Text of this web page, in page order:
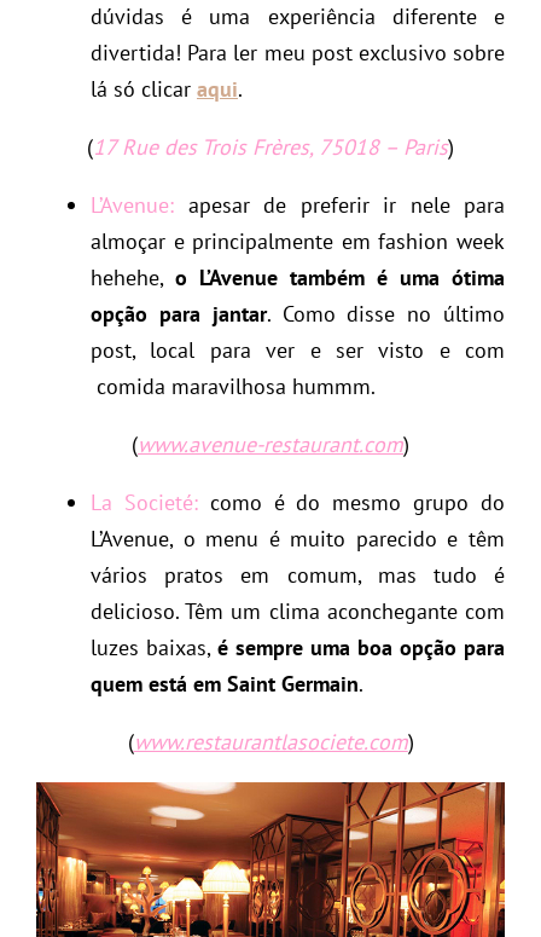
dúvidas é uma experiência diferente e
divertida! Para ler meu post exclusivo sobre
lá só clicar aqui.
(17 Rue des Trois Frères, 75018 – Paris)
L’Avenue: apesar de preferir ir nele para
almoçar e principalmente em fashion week
hehehe, o L’Avenue também é uma ótima
opção para jantar. Como disse no último
post, local para ver e ser visto e com
comida maravilhosa hummm.
(www.avenue-restaurant.com)
La Societé:como é do mesmo grupo do
L’Avenue, o menu é muito parecido e têm
vários pratos em comum, mas tudo é
delicioso. Têm um clima aconchegante com
luzes baixas, é sempre uma boa opção para
quem está em Saint Germain.
(www.restaurantlasociete.com)